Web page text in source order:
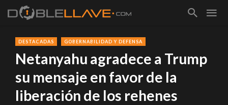
DESTACADAS GOBERNABILIDAD Y DEFENSA
Netanyahu agradece a Trump
su mensaje en favor de la
liberación de los rehenes